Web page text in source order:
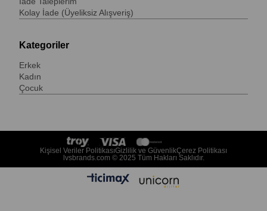
Kolay İade (Üyeliksiz Alışveriş)
Kategoriler
Erkek
Kadın
Çocuk
lvsbrands.com © 2025 Tüm Hakları Saklıdır.
Kişisel Veriler PolitikasıGizlilik ve GüvenlikÇerez Politikası